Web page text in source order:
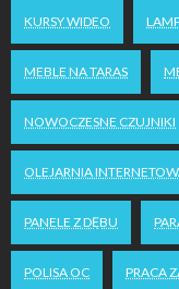
KURSY WIDEO
MEBLE NA TARAS
NOWOCZESNE CZUJNIKI
OLEJARNIA
PANELE Z DĘBU
POLISA OC PRACA